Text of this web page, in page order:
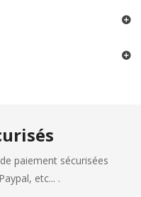
paiement sécurisées
etc... .